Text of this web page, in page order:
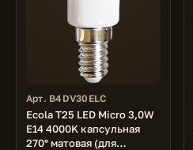
Арт. B4DV30ELC
Ecola T25 LED Micro 3,0W
E14 4000K капсульная
270° матовая (для